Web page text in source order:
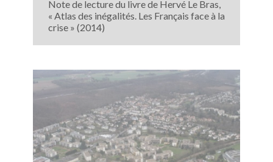
Note de lecture du livre de Hervé Le Bras,
« Atlas des inégalités. Les Français face à la
crise » (2014)